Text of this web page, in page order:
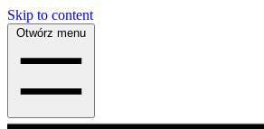
Skip to content
Otwórz menu